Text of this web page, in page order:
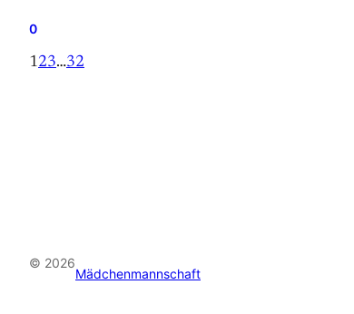
0
123…32
© 2026
Mädchenmannschaft